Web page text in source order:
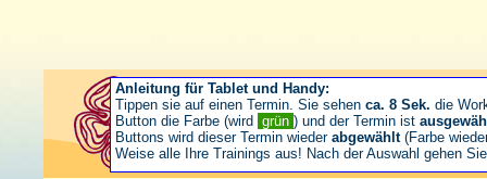
Anleitung für Tablet und Handy:
Tippen sie auf einen Termin. Sie sehen ca. 8 Sek. die
Button die Farbe (wird grün ) und der Termin ist
Buttons wird dieser Termin wieder abgewählt(Farbe
Weise alle Ihre Trainings aus! Nach der Auswahl gehen